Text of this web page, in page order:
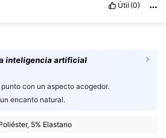
Útil (0)
inteligencia artificial
con un aspecto acogedor.
encanto natural.
5% Elastano